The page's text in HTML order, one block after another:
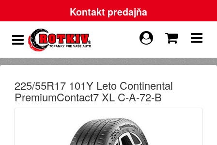
Kontakt predajňa
225/55R17 101Y Leto Continental
PremiumContact7 XL C-A-72-B